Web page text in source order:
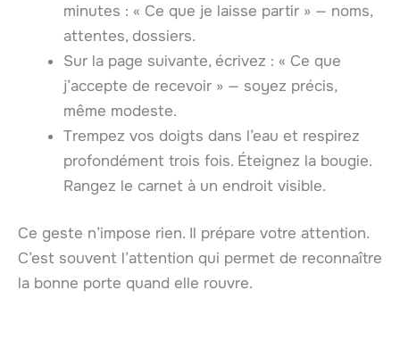
minutes : « Ce que je laisse partir » — noms,
attentes, dossiers.
Sur la page suivante, écrivez : « Ce que
j’accepte de recevoir » — soyez précis,
même modeste.
Trempez vos doigts dans l’eau et respirez
profondément trois fois. Éteignez la bougie.
Rangez le carnet à un endroit visible.
Ce geste n’impose rien. Il prépare votre attention.
C’est souvent l’attention qui permet de reconnaître
la bonne porte quand elle rouvre.